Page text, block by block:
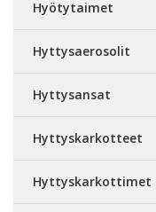
Hyötytaimet
Hyttysaerosolit
Hyttysansat
Hyttyskarkotteet
Hyttyskarkottimet